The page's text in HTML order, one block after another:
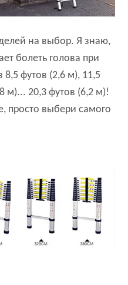
на выбор. Я знаю,
болеть голова при
футов (2,6 м), 11,5
м)... 20,3 футов (6,2 м)!
просто выбери самого